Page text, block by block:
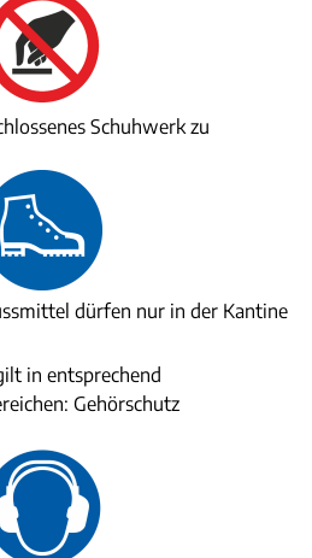
Schuhwerk zu
dürfen nur in der Kantine
in entsprechend
Gehörschutz